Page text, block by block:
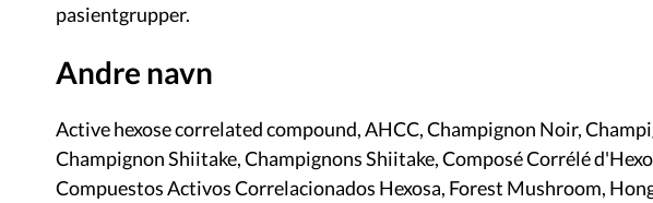
pasientgrupper.
Andre navn
Active hexose correlated compound, AHCC, Champignon Noir,
Champignon Shiitake, Champignons Shiitake, Composé Corrélé
Compuestos Activos Correlacionados Hexosa, Forest Mushroom,